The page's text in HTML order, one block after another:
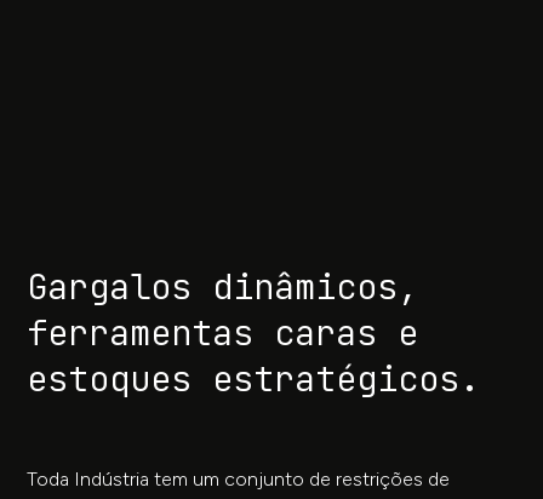
Gargalos dinâmicos,
ferramentas caras e
estoques estratégicos.
Toda Indústria tem um conjunto de restrições de